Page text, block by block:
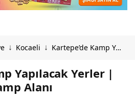
↓ Kocaeli ↓ Kartepe’de Kamp Yapılacak Yerler | En Popüler 6 Kamp Alanı
Yapılacak Yerler |
Alanı